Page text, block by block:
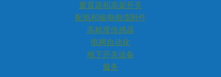
重置器和高架开关
配电和输电电缆附件
高精度传感器
电网自动化
地下开关设备
服务